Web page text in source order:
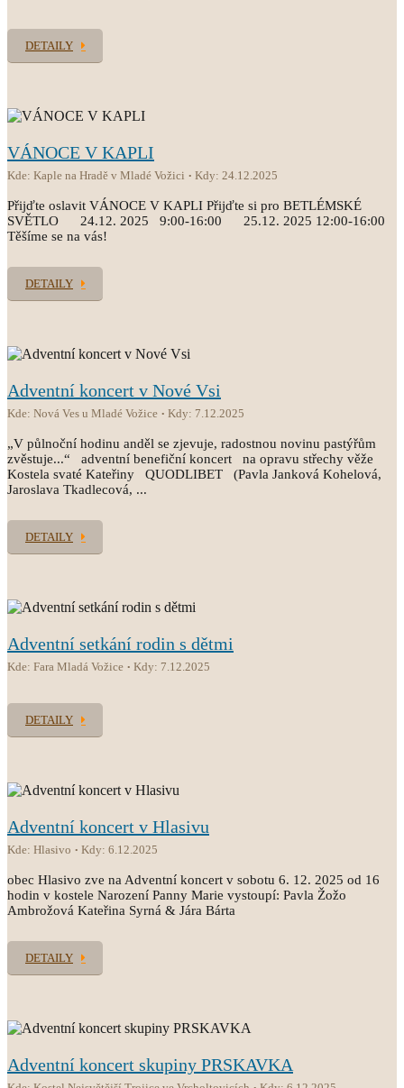
DETAILY
VÁNOCE V KAPLI
Kde: Kaple na Hradě v Mladé Vožici Kdy: 24.12.2025
Přijďte oslavit VÁNOCE V KAPLI Přijďte si pro BETLÉMSKÉ
SVĚTLO 24.12. 2025 9:00-16:00 25.12. 2025 12:00-16:00
Těšíme se na vás!
DETAILY
Adventní koncert v Nové Vsi
Kde: Nová Ves u Mladé Vožice Kdy: 7.12.2025
„V půlnoční hodinu anděl se zjevuje, radostnou novinu pastýřům
zvěstuje...“ adventní benefiční koncert na opravu střechy věže
Kostela svaté Kateřiny QUODLIBET (Pavla Janková Kohelová,
Jaroslava Tkadlecová, ...
DETAILY
Adventní setkání rodin s dětmi
Kde: Fara Mladá Vožice Kdy: 7.12.2025
DETAILY
Adventní koncert v Hlasivu
Kde: Hlasivo Kdy: 6.12.2025
obec Hlasivo zve na Adventní koncert v sobotu 6. 12. 2025 od 16
hodin v kostele Narození Panny Marie vystoupí: Pavla Žožo
Ambrožová Kateřina Syrná & Jára Bárta
DETAILY
Adventní koncert skupiny PRSKAVKA